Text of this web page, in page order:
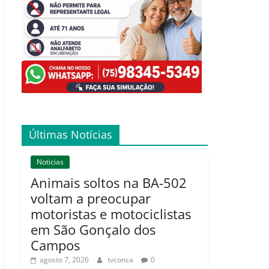
Últimas Notícias
Noticias
Animais soltos na BA-502
voltam a preocupar
motoristas e motociclistas
em São Gonçalo dos
Campos
agosto 7, 2026 tvconca 0